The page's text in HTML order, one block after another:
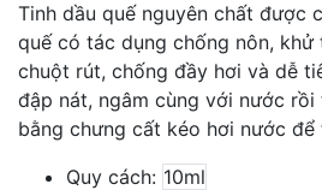
Tinh dầu quế nguyên chất được
quế có tác dụng chống nôn, khử
chuột rút, chống đầy hơi và dễ
đập nát, ngâm cùng với nước rồi
bằng chưng cất kéo hơi nước
Quy cách: 10ml